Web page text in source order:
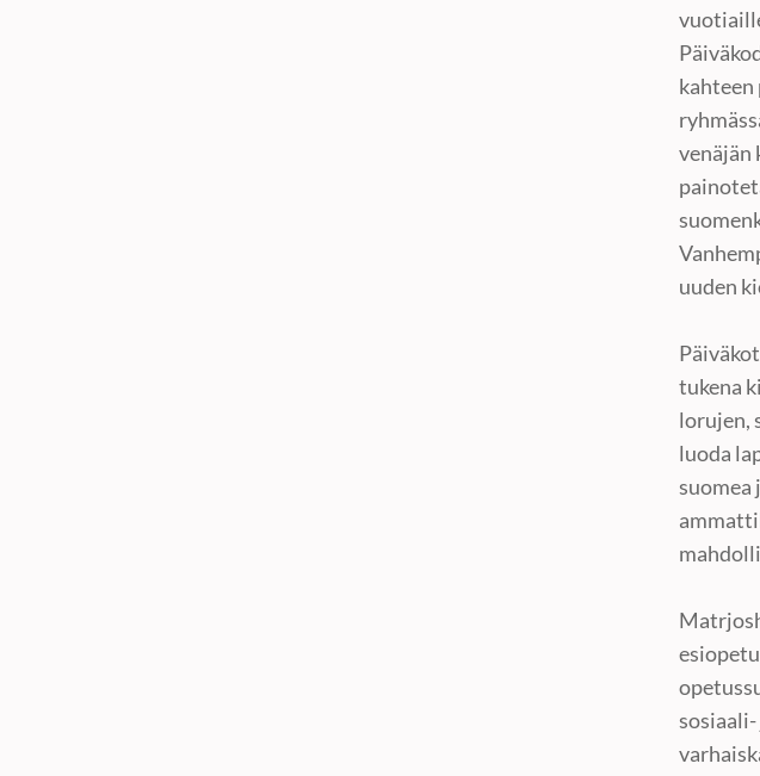
kahteen
venäjän
uuden
tukena
lorujen,
luoda
suomea
sosiaali-